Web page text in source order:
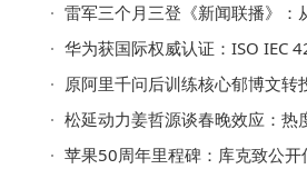
雷军三个月三登《新闻联播》：从后排到C位，民企
华为获国际权威认证：ISO IEC 42001标准加持，AI治理
原阿里千问后训练核心郁博文转投字节跳动，千问团
松延动力姜哲源谈春晚效应：热度难直接换融资，具身智
苹果50周年里程碑：库克致公开信感恩用户，共